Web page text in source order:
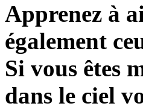
Apprenez à
également
Si vous êtes
dans le ciel